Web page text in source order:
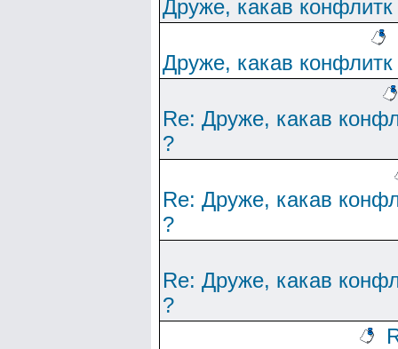
Друже, какав конфлитк
Друже, какав конфлитк
Re: Друже, какав
?
Re: Друже, какав
?
Re: Друже, какав
?